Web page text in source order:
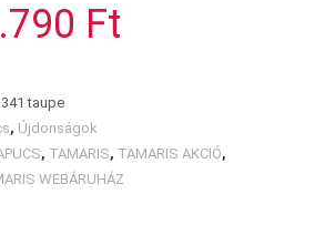
Ft
taupe
, Újdonságok
, TAMARIS, TAMARIS AKCIÓ,
WEBÁRUHÁZ